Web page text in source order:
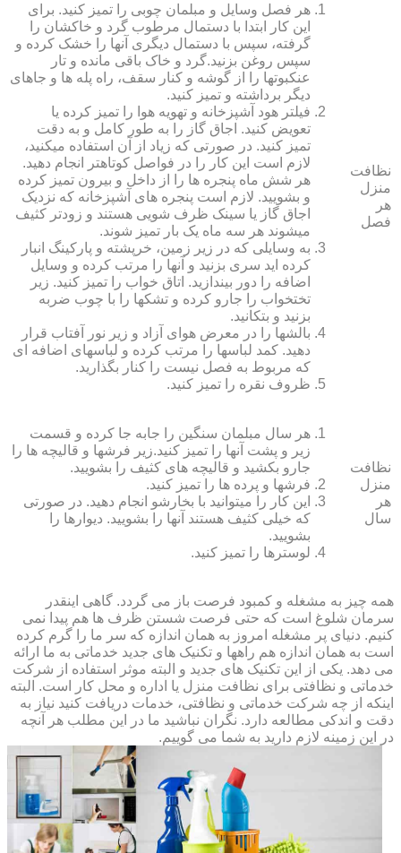
نظافت
منزل
هر
فصل
هر فصل وسایل و مبلمان چوبی را تمیز کنید. برای
این کار ابتدا با دستمال مرطوب گرد و خاک‏شان را
گرفته، سپس با دستمال دیگری آنها را خشک کرده و
سپس روغن بزنید.گرد و خاک باقی مانده و تار
عنکبوت‏ها را از گوشه و کنار سقف، راه پله‏ ها و جاهای
دیگر برداشته و تمیز کنید.
فیلتر هود آشپزخانه و تهویه هوا را تمیز کرده یا
تعویض کنید. اجاق گاز را به طور کامل و به دقت
تمیز کنید. در صورتی که زیاد از آن استفاده می‏کنید،
لازم است این کار را در فواصل کوتاه‏تر انجام دهید.
هر شش ماه پنجره‏ ها را از داخل و بیرون تمیز کرده
و بشویید. لازم است پنجره‏ های آشپزخانه که نزدیک
اجاق گاز یا سینک ظرف شویی هستند و زودتر کثیف
می‏شوند هر سه ماه یک بار تمیز شوند.
به وسایلی که در زیر زمین، خرپشته و پارکینگ انبار
کرده‏ اید سری بزنید و آنها را مرتب کرده و وسایل
اضافه را دور بیندازید. اتاق خواب را تمیز کنید. زیر
تختخواب را جارو کرده و تشک‏ها را با چوب ضربه
بزنید و بتکانید.
بالش‏ها را در معرض هوای آزاد و زیر نور آفتاب قرار
دهید. کمد لباس‏ها را مرتب کرده و لباس‏های اضافه ای
که مربوط به فصل نیست را کنار بگذارید.
ظروف نقره را تمیز کنید.
نظافت
منزل
هر
سال
هر سال مبلمان سنگین را جابه جا کرده و قسمت
زیر و پشت آنها را تمیز کنید.زیر فرش‏ها و قالیچه‏ ها را
جارو بکشید و قالیچه‏ های کثیف را بشویید.
فرش‏ها و پرده ‏ها را تمیز کنید.
این کار را می‏توانید با بخارشو انجام دهید. در صورتی
که خیلی کثیف هستند آنها را بشویید. دیوارها را
بشویید.
لوسترها را تمیز کنید.
همه چیز به مشغله و کمبود فرصت باز می گردد. گاهی اینقدر
سرمان شلوغ است که حتی فرصت شستن ظرف ها هم پیدا نمی
کنیم. دنیای پر مشغله امروز به همان اندازه که سر ما را گرم کرده
است به همان اندازه هم راهها و تکنیک های جدید خدماتی به ما ارائه
می دهد. یکی از این تکنیک های جدید و البته موثر استفاده از شرکت
خدماتی و نظافتی برای نظافت منزل یا اداره و محل کار است. البته
اینکه از چه شرکت خدماتی و نظافتی، خدمات دریافت کنید نیاز به
دقت و اندکی مطالعه دارد. نگران نباشید ما در این مطلب هر آنچه
در این زمینه لازم دارید به شما می گوییم.